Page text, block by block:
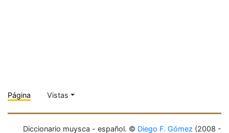
Página Vistas
Diccionario muysca - español. © Diego F. Gómez (2008 -